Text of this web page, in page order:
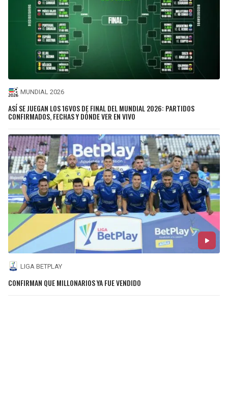
MUNDIAL 2026
ASÍ SE JUEGAN LOS 16VOS DE FINAL DEL MUNDIAL 2026: PARTIDOS
CONFIRMADOS, FECHAS Y DÓNDE VER EN VIVO
LIGA BETPLAY
CONFIRMAN QUE MILLONARIOS YA FUE VENDIDO